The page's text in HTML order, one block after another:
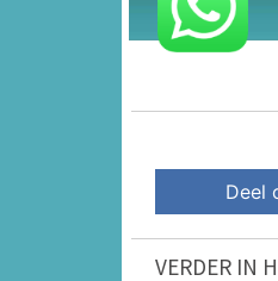
Deel
VERDER IN